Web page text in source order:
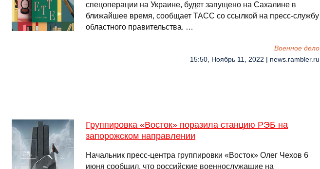
спецоперации на Украине, будет запущено на Сахалине в
ближайшее время, сообщает ТАСС со ссылкой на пресс-службу
областного правительства. …
Военное дело
15:50, Ноябрь 11, 2022 | news.rambler.ru
Группировка «Восток» поразила станцию РЭБ на
запорожском направлении
Начальник пресс-центра группировки «Восток» Олег Чехов 6
июня сообщил, что российские военнослужащие на